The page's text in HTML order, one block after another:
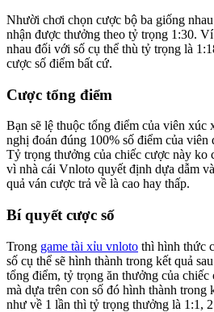
Nhười chơi chọn cược bộ ba giống
nhận được thưởng theo tỷ trọng 1:30.
nhau đối với số cụ thể thù tỷ trọng là
cược số điểm bất cứ.
Cược tổng điểm
Bạn sẽ lệ thuộc tổng điểm của viên xúc
nghị đoán đúng 100% số điểm của
Tỷ trọng thưởng của chiếc cược này ko
vì nhà cái Vnloto quyết định dựa dẫm
quả ván cược trả về là cao hay thấp.
Bí quyết cược số
Trong game tài xỉu vnloto thì hình thức
số cụ thể sẽ hình thành trong kết quả
tổng điểm, tỷ trọng ăn thưởng của
mà dựa trên con số đó hình thành trong
như về 1 lần thì tỷ trọng thưởng là 1:1,